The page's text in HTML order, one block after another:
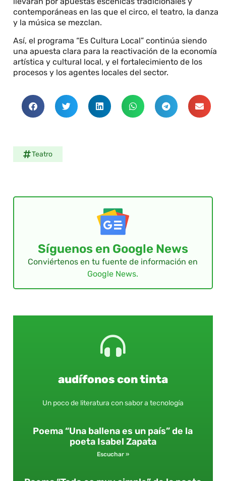
contemporáneas en las que el circo, el teatro, la danza
y la música se mezclan.
Así, el programa “Es Cultura Local” continúa siendo
una apuesta clara para la reactivación de la economía
artística y cultural local, y el fortalecimiento de los
procesos y los agentes locales del sector.
Teatro
Síguenos en Google News
Conviértenos en tu fuente de información en
Google News.
audífonos con tinta
Un poco de literatura con sabor a tecnología
Poema “Una ballena es un país” de la
poeta Isabel Zapata
Escuchar »